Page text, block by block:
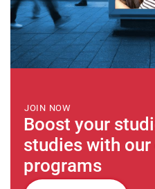
JOIN NOW
Boost your
studies with
programs